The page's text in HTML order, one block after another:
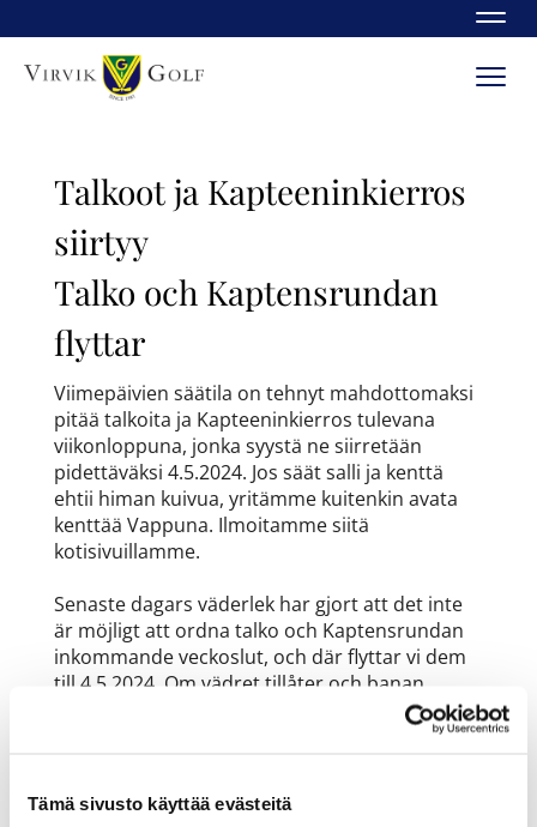
Tämä sivusto käyttää evästeitä
Talkoot ja Kapteeninkierros
siirtyy
​​​​​​​Talko och Kaptensrundan
flyttar
Viimepäivien säätila on tehnyt mahdottomaksi
pitää talkoita ja Kapteeninkierros tulevana
viikonloppuna, jonka syystä ne siirretään
pidettäväksi 4.5.2024. Jos säät salli ja kenttä
ehtii himan kuivua, yritämme kuitenkin avata
kenttää Vappuna. Ilmoitamme siitä
kotisivuillamme.
Senaste dagars väderlek har gjort att det inte
är möjligt att ordna talko och Kaptensrundan
inkommande veckoslut, och där flyttar vi dem
till 4.5.2024. Om vädret tillåter och banan
hinner lite torka, så försöker vi ha öppet under